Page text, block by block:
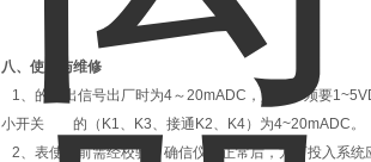
八、使用与维修
1、的输出信号出厂时为4～20mADC，如用户须要
小开关 的（K1、K3、接通K2、K4）为4~20mADC。
2、表使用前需经校验，确信仪表正常后，方可投入系